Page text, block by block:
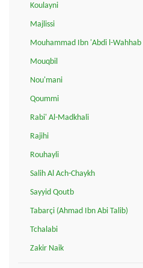
Koulayni
Majlissi
Mouhammad Ibn 'Abdi l-Wahhab
Mouqbil
Nou'mani
Qoummi
Rabi' Al-Madkhali
Rajihi
Rouhayli
Salih Al Ach-Chaykh
Sayyid Qoutb
Tabarçi (Ahmad Ibn Abi Talib)
Tchalabi
Zakir Naik